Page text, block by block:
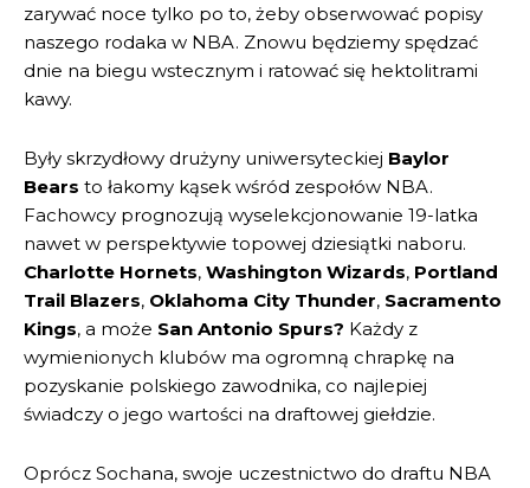
zarywać noce tylko po to, żeby obserwować popisy
naszego rodaka w NBA. Znowu będziemy spędzać
dnie na biegu wstecznym i ratować się hektolitrami
kawy.
Były skrzydłowy drużyny uniwersyteckiej Baylor
Bears to łakomy kąsek wśród zespołów NBA.
Fachowcy prognozują wyselekcjonowanie 19-latka
nawet w perspektywie topowej dziesiątki naboru.
Charlotte Hornets, Washington Wizards, Portland
Trail Blazers, Oklahoma City Thunder, Sacramento
Kings, a może San Antonio Spurs? Każdy z
wymienionych klubów ma ogromną chrapkę na
pozyskanie polskiego zawodnika, co najlepiej
świadczy o jego wartości na draftowej giełdzie.
Oprócz Sochana, swoje uczestnictwo do draftu NBA